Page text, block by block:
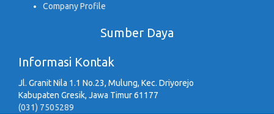
Company Profile
Sumber Daya
Informasi Kontak
Jl. Granit Nila 1.1 No.23, Mulung, Kec. Driyorejo
Kabupaten Gresik, Jawa Timur 61177
(031) 7505289